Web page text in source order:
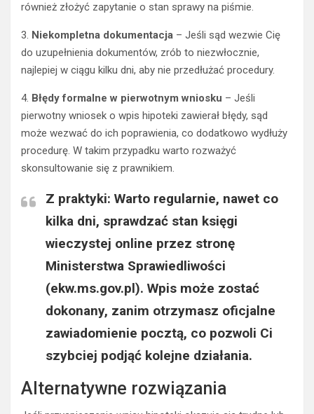
również złożyć zapytanie o stan sprawy na piśmie.
3. Niekompletna dokumentacja – Jeśli sąd wezwie Cię
do uzupełnienia dokumentów, zrób to niezwłocznie,
najlepiej w ciągu kilku dni, aby nie przedłużać procedury.
4. Błędy formalne w pierwotnym wniosku – Jeśli
pierwotny wniosek o wpis hipoteki zawierał błędy, sąd
może wezwać do ich poprawienia, co dodatkowo wydłuży
procedurę. W takim przypadku warto rozważyć
skonsultowanie się z prawnikiem.
Z praktyki: Warto regularnie, nawet co
kilka dni, sprawdzać stan księgi
wieczystej online przez stronę
Ministerstwa Sprawiedliwości
(ekw.ms.gov.pl). Wpis może zostać
dokonany, zanim otrzymasz oficjalne
zawiadomienie pocztą, co pozwoli Ci
szybciej podjąć kolejne działania.
Alternatywne rozwiązania